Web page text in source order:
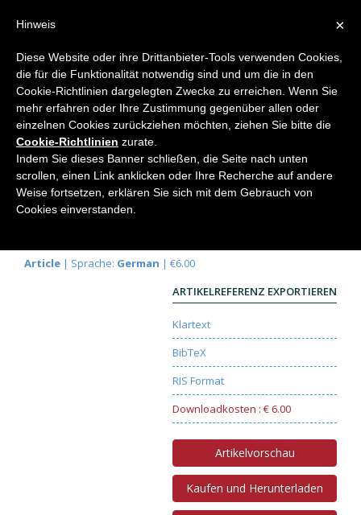
Home
Typische Strömungsformen in
einer rotierenden Flüssigkeit
Robert Paul
Article | Sprache: German | €6.00
ARTIKELREFERENZ EXPORTIEREN
Klartext
BibTeX
RIS Format
Downloadkosten : € 6.00
Artikelvorschau
Kaufen und Herunterladen
×
Hinweis
Diese Website oder ihre Drittanbieter-Tools verwenden Cookies,
die für die Funktionalität notwendig sind und um die in den
Cookie-Richtlinien dargelegten Zwecke zu erreichen. Wenn Sie
mehr erfahren oder Ihre Zustimmung gegenüber allen oder
einzelnen Cookies zurückziehen möchten, ziehen Sie bitte die
Cookie-Richtlinien zurate.
Indem Sie dieses Banner schließen, die Seite nach unten
scrollen, einen Link anklicken oder Ihre Recherche auf andere
Weise fortsetzen, erklären Sie sich mit dem Gebrauch von
Cookies einverstanden.